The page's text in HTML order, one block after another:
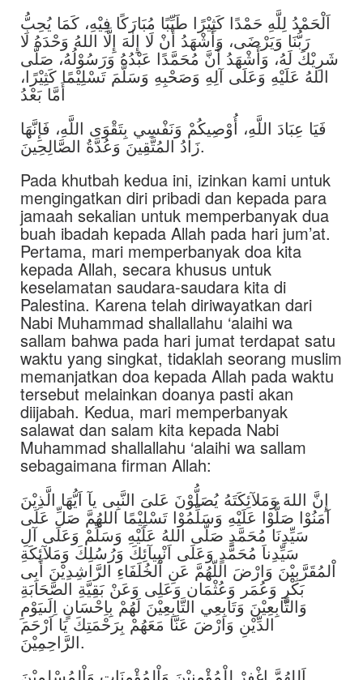
اَلْحَمْدُ لِلَّهِ حَمْدًا كَثِيْرًا طَيِّبًا مُبَارَكًا فِيْهِ، كَمَا يُحِبُّ
رَبُّنَا وَيَرْضَى، وَأَشْهَدُ أَنْ لَا إِلٰهَ إِلَّا اللهُ وَحْدَهُ لَا
شَرِيْكَ لَهُ، وَأَشْهَدُ أَنَّ مُحَمَّدًا عَبْدُهُ وَرَسُوْلُهُ، صَلَّى
اللهُ عَلَيْهِ وَعَلَى آلِهِ وَصَحْبِهِ وَسَلَّمَ تَسْلِيْمًا كَثِيْرًا،
أَمَّا بَعْدُ
فَيَا عِبَادَ اللَّهِ، أُوْصِيكُمْ وَنَفْسِي بِتَقْوَى اللَّهِ، فَإِنَّهَا
زَادُ المُتَّقِينَ وَعُدَّةُ الصَّالِحِينَ.
Pada khutbah kedua ini, izinkan kami untuk
mengingatkan diri pribadi dan kepada para
jamaah sekalian untuk memperbanyak dua
buah ibadah kepada Allah pada hari jum’at.
Pertama, mari memperbanyak doa kita
kepada Allah, secara khusus untuk
keselamatan saudara-saudara kita di
Palestina. Karena telah diriwayatkan dari
Nabi Muhammad shallallahu ‘alaihi wa
sallam bahwa pada hari jumat terdapat satu
waktu yang singkat, tidaklah seorang muslim
memanjatkan doa kepada Allah pada waktu
tersebut melainkan doanya pasti akan
diijabah. Kedua, mari memperbanyak
salawat dan salam kita kepada Nabi
Muhammad shallallahu ‘alaihi wa sallam
sebagaimana firman Allah:
إِنَّ اللهَ وَمَلآئِكَتَهُ يُصَلُّوْنَ عَلىَ النَّبِى يآ اَيُّهَا الَّذِيْنَ
آمَنُوْا صَلُّوْا عَلَيْهِ وَسَلِّمُوْا تَسْلِيْمًا اللهُمَّ صَلِّ عَلَى
سَيِّدِنَا مُحَمَّدٍ صَلَّى اللهُ عَلَيْهِ وَسَلِّمْ وَعَلَى آلِ
سَيِّدِناَ مُحَمَّدٍ وَعَلَى اَنْبِيآئِكَ وَرُسُلِكَ وَمَلآئِكَةِ
اْلمُقَرَّبِيْنَ وَارْضَ اللّهُمَّ عَنِ اْلخُلَفَاءِ الرَّاشِدِيْنَ أَبِى
بَكْرٍ وَعُمَر وَعُثْمَان وَعَلِى وَعَنْ بَقِيَّةِ الصَّحَابَةِ
وَالتَّابِعِيْنَ وَتَابِعِي التَّابِعِيْنَ لَهُمْ بِاِحْسَانٍ اِلَىيَوْمِ
الدِّيْنِ وَارْضَ عَنَّا مَعَهُمْ بِرَحْمَتِكَ يَا اَرْحَمَ
الرَّاحِمِيْنَ.